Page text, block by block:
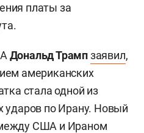
платы за
Дональд Трампзаявил,
американских
стала одной из
ударов по Ирану. Новый
США и Ираном